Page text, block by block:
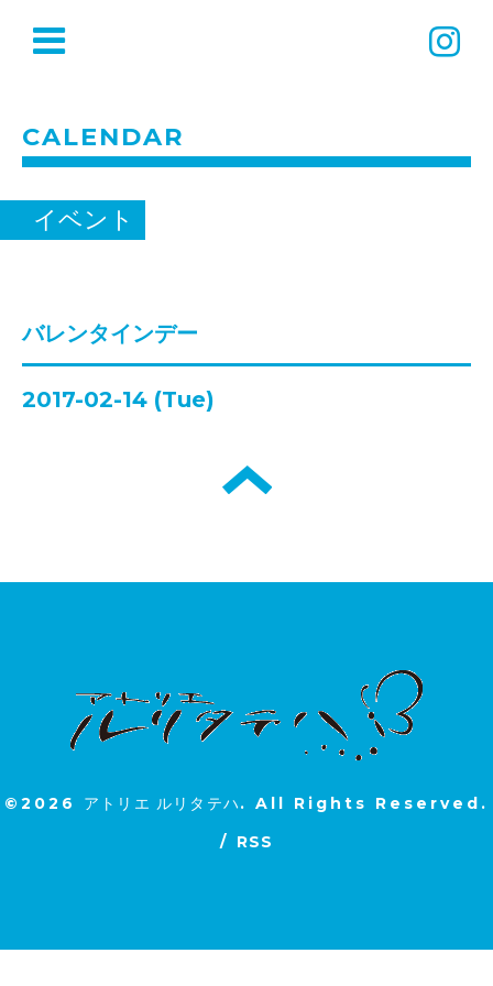
CALENDAR
イベント
バレンタインデー
2017-02-14 (Tue)
©2026 アトリエ ルリタテハ. All Rights Reserved.
/ RSS